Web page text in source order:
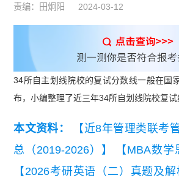
责编：田炯阳 2024-03-12
34所自主划线院校的复试分数线一般在国
布，小编整理了近三年34所自划线院校复试
本文资料：
【近8年管理类联考
总（2019-2026）】
【MBA数
【2026考研英语（二）真题及解